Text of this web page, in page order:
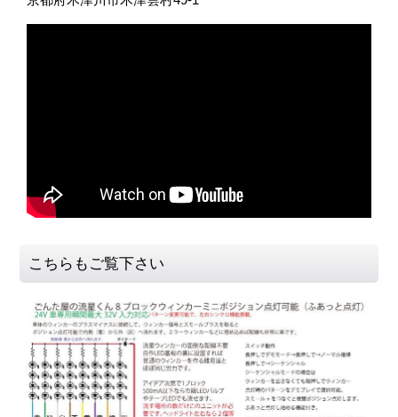
こちらもご覧下さい